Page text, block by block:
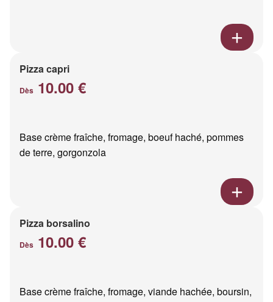
Pizza capri
Dès 10.00 €
Base crème fraîche, fromage, boeuf haché, pommes
de terre, gorgonzola
Pizza borsalino
Dès 10.00 €
Base crème fraîche, fromage, viande hachée, boursin,